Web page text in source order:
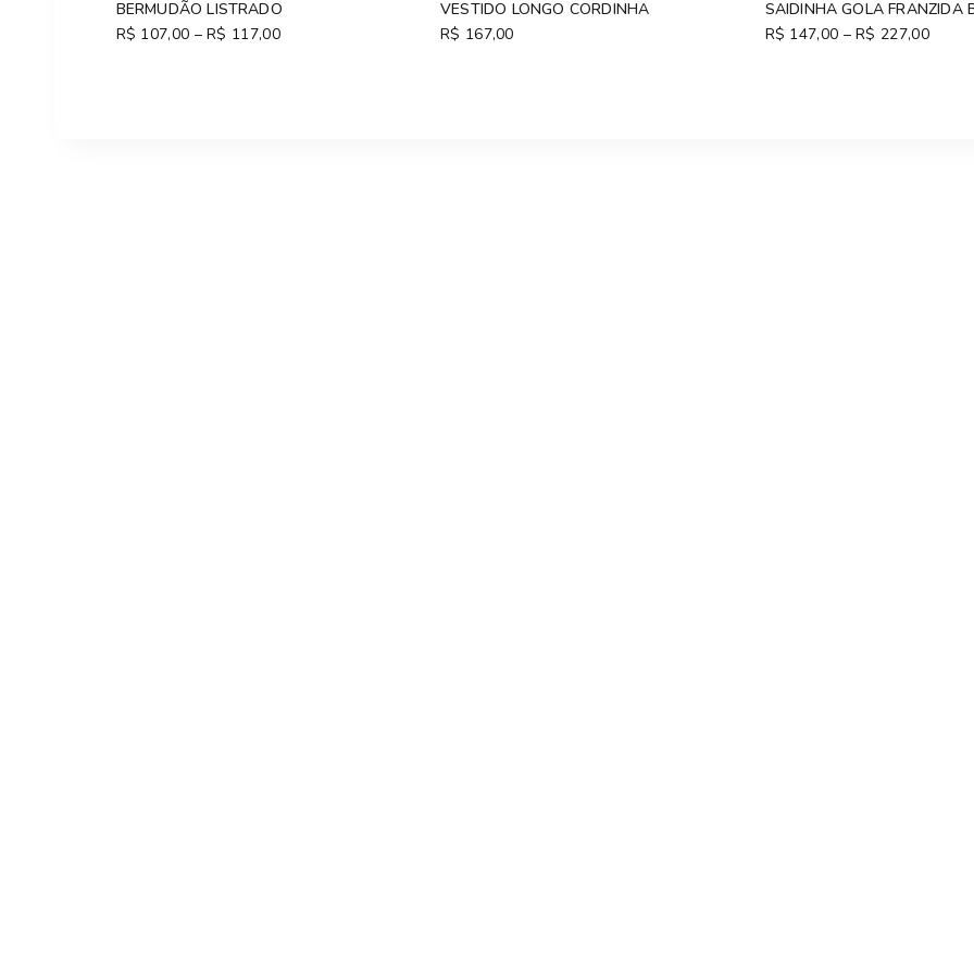
BERMUDÃO LISTRADO
R$ 107,00 – R$ 117,00Price
VESTIDO LONGO CORDINHA
R$ 167,00
SAIDINHA GOLA FRANZIDA
R$ 147,00 – R$ 227,00Price